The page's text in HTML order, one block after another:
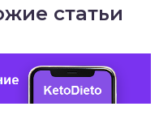
статьи